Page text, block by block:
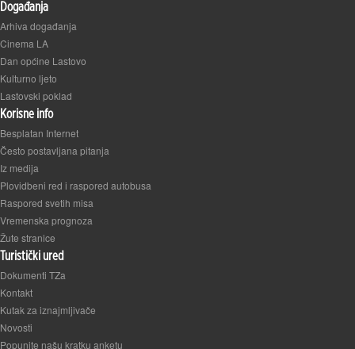
Događanja
Arhiva događanja
Cinema LA
Dan općine Lastovo
Kulturno ljeto
Lastovski poklad
Korisne info
Besplatan Internet
Često postavljana pitanja
Iz medija
Plovidbeni red i raspored autobusa
Raspored svetih misa
Vremenska prognoza
Žute stranice
Turistički ured
Dokumenti TZa
Kontakt
Kutak za iznajmljivače
Novosti
Popunite našu kratku anketu